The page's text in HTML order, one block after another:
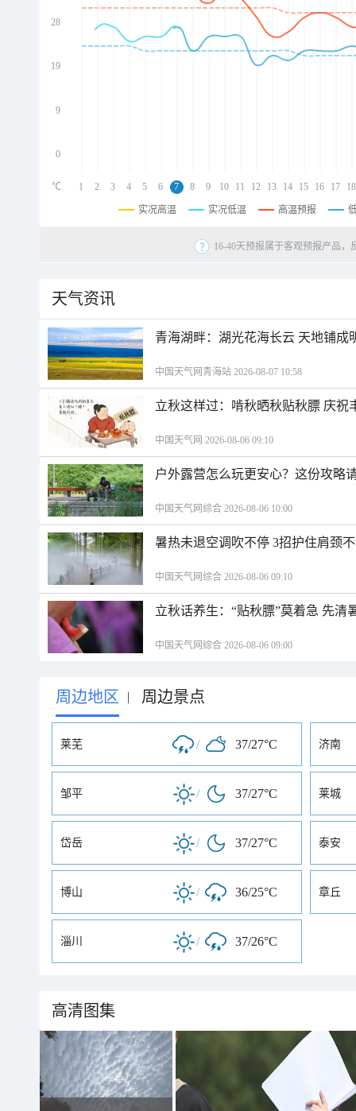
28
19
9
0
1 2 3 4 5 6 7 8 9 10 11 12 13 14 15 16 17 18
℃
实况高温 实况低温 高温预报
16-40天预报属于客观预报产品
天气资讯
青海湖畔：湖光花海长云 天地铺成
中国天气网青海站 2026-08-07 10:58
立秋这样过：啃秋晒秋贴秋膘 庆祝
中国天气网 2026-08-06 09:10
户外露营怎么玩更安心？这份攻略
中国天气网综合 2026-08-06 10:00
暑热未退空调吹不停 3招护住肩颈
中国天气网综合 2026-08-06 09:10
立秋话养生：“贴秋膘”莫着急 先清
中国天气网综合 2026-08-06 09:00
周边地区 | 周边景点
莱芜 / 37/27°C 济南
邹平 / 37/27°C 莱城
岱岳 / 37/27°C 泰安
博山 / 36/25°C 章丘
淄川 / 37/26°C
高清图集